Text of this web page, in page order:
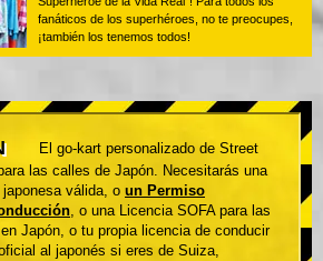
fanáticos de los superhéroes, no te preocupes,
¡también los tenemos todos!
El go-kart personalizado de Street
las calles de Japón. Necesitarás una
válida, o un Permiso
, o una Licencia SOFA para las
Japón, o tu propia licencia de conducir
al japonés si eres de Suiza,